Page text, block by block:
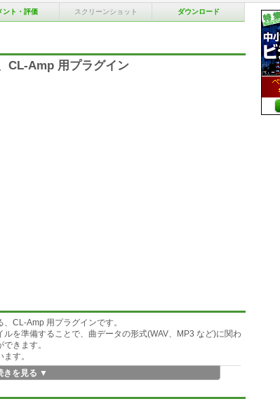
ント・評価 スクリーンショット ダウンロード
CL-Amp 用プラグイン
CL-Amp 用プラグインです。
を準備することで、曲データの形式(WAV、MP3 など)に関わ
きます。
す。
きを見る ▼